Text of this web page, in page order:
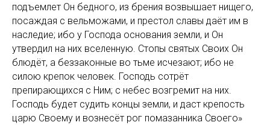
подъемлет Он бедного, из брения возвышает нищего,
посаждая с вельможами, и престол славы даёт им в
наследие; ибо у Господа основания земли, и Он
утвердил на них вселенную. Стопы святых Своих Он
блюдёт, а беззаконные во тьме исчезают; ибо не
силою крепок человек. Господь сотрёт
препирающихся с Ним; с небес возгремит на них.
Господь будет судить концы земли, и даст крепость
царю Своему и вознесёт рог помазанника Своего»